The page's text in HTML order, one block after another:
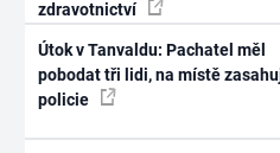
zdravotnictví
Útok v Tanvaldu: Pachatel měl
pobodat tři lidi, na místě
policie